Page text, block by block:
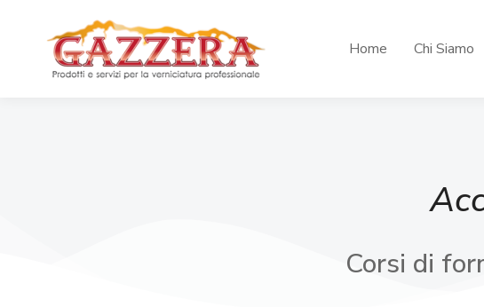
Home Chi Siamo
Corsi di